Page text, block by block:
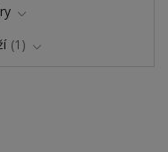
1